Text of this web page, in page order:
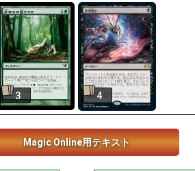
3 4
Magic Online用テキスト